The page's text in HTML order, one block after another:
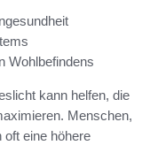
Wohlbefindens
kann helfen, die
Menschen,
oft eine höhere